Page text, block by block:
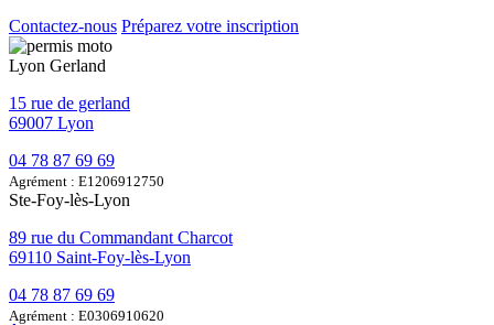
Contactez-nous Préparez votre inscription
Lyon Gerland
15 rue de gerland
69007 Lyon
04 78 87 69 69
Agrément : E1206912750
Ste-Foy-lès-Lyon
89 rue du Commandant Charcot
69110 Saint-Foy-lès-Lyon
04 78 87 69 69
Agrément : E0306910620